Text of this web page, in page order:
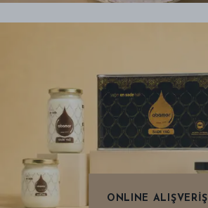
ONLINE ALIŞVERİŞ